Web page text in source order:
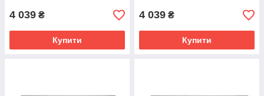
4 039 ₴
Купити
4 039 ₴
Купити